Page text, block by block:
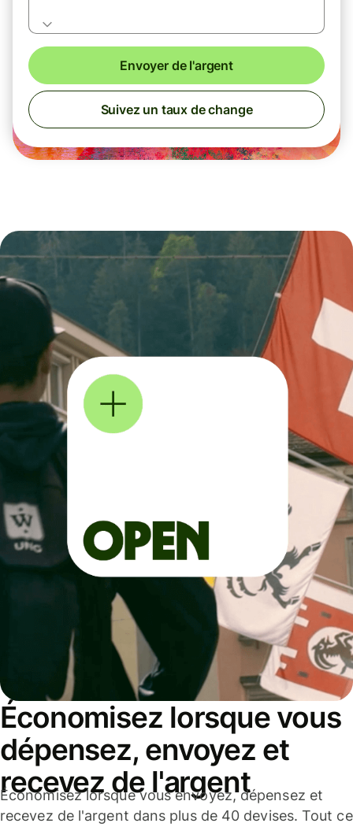
Envoyer de l'argent
Suivez un taux de change
Économisez lorsque vous
dépensez, envoyez et
recevez de l'argent
Économisez lorsque vous envoyez, dépensez et
recevez de l'argent dans plus de 40 devises. Tout ce